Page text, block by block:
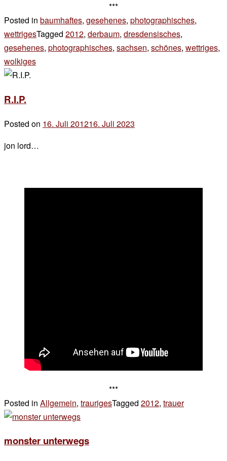
***
Posted in baumhaftes, gesehenes, photographisches,
wettrigesTagged 2012, derbaum, dresdensisches,
gesehenes, photographisches, sachsen, schönes, wettriges,
wolkiges
ich
R.I.P.
Posted on 16. Juli 201216. Juli 2023
jon lord…
***
Posted in Allgemein, traurigesTagged 2012, trauer2
monster unterwegs